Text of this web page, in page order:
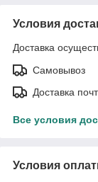
Условия
Доставка
Самовывоз
Доставка
Все условия
Условия